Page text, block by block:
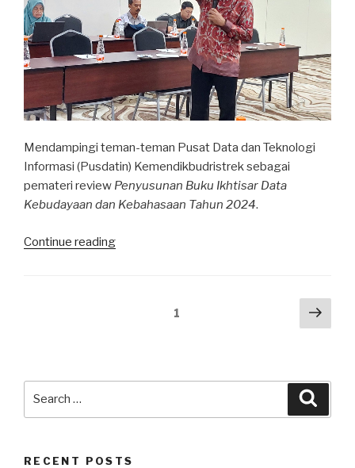
Mendampingi teman-teman Pusat Data dan Teknologi
Informasi (Pusdatin) Kemendikbudristrek sebagai
pemateri review Penyusunan Buku Ikhtisar Data
Kebudayaan dan Kebahasaan Tahun 2024.
Continue reading“Penyusunan
Kebudayaan
1
Next
RECENT POSTS